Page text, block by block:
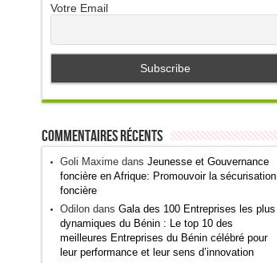
Votre Email
Commentaires récents
Goli Maximedans Jeunesse et Gouvernance
foncière en Afrique: Promouvoir la sécurisation
foncière
Odilondans Gala des 100 Entreprises les plus
dynamiques du Bénin : Le top 10 des
meilleures Entreprises du Bénin célébré pour
leur performance et leur sens d’innovation